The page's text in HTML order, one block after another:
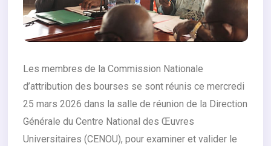
Les membres de la Commission Nationale
d’attribution des bourses se sont réunis ce mercredi
25 mars 2026 dans la salle de réunion de la Direction
Générale du Centre National des Œuvres
Universitaires (CENOU), pour examiner et valider le